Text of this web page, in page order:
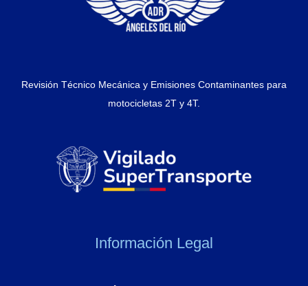
Revisión Técnico Mecánica y Emisiones Contaminantes para
motocicletas 2T y 4T.
Información Legal